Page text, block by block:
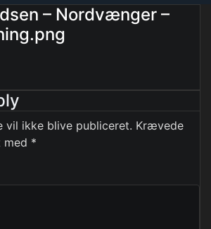
– Nordvænger –
vil ikke blive publiceret. Krævede
med *